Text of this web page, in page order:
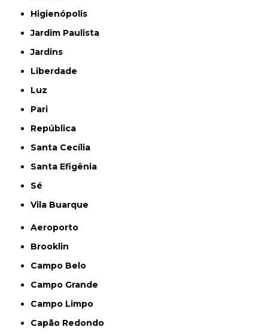
Higienópolis
Jardim Paulista
Jardins
Liberdade
Luz
Pari
República
Santa Cecília
Santa Efigênia
Sé
Vila Buarque
Aeroporto
Brooklin
Campo Belo
Campo Grande
Campo Limpo
Capão Redondo